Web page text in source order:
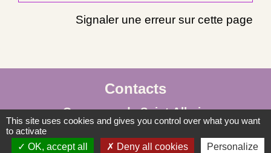
Signaler une erreur sur cette page
Contacts
Commune de Saint-Albain
Place de la Mairie
71260 Saint-Albain - FRANCE
This site uses cookies and gives you control over what you want
to activate
OK, accept all
Deny all cookies Personalize